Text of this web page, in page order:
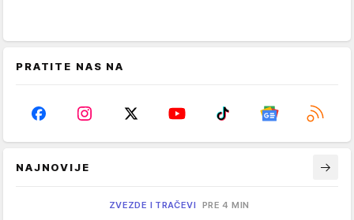
PRATITE NAS NA
NAJNOVIJE
ZVEZDE I TRAČEVI PRE 4 MIN